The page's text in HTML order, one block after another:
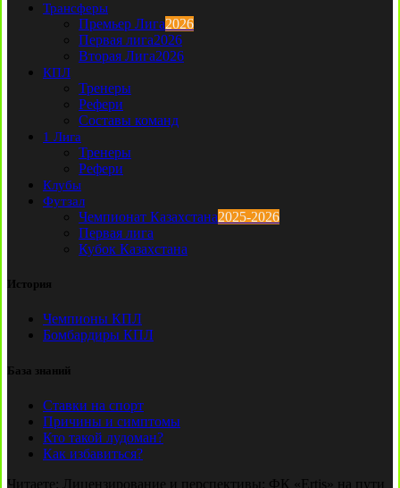
Трансферы
Премьер Лига2026
Первая лига2026
Вторая Лига2026
КПЛ
Тренеры
Рефери
Составы команд
1 Лига
Тренеры
Рефери
Клубы
Футзал
Чемпионат Казахстана2025-2026
Первая лига
Кубок Казахстана
История
Чемпионы КПЛ
Бомбардиры КПЛ
База знаний
Ставки на спорт
Причины и симптомы
Кто такой лудоман?
Как избавиться?
Читаете: Лицензирование и перспективы: ФК «Ertis» на пути